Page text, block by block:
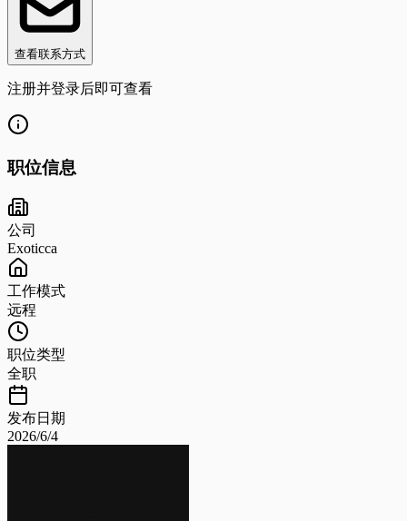
查看联系方式
注册并登录后即可查看
职位信息
公司
Exoticca
工作模式
远程
职位类型
全职
发布日期
2026/6/4